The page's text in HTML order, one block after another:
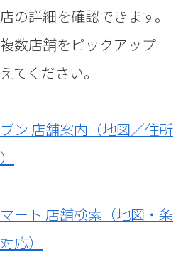
の詳細を確認できます。
数店舗をピックアップ
てください。
ン 店舗案内（地図／住所
ート 店舗検索（地図・条
応）